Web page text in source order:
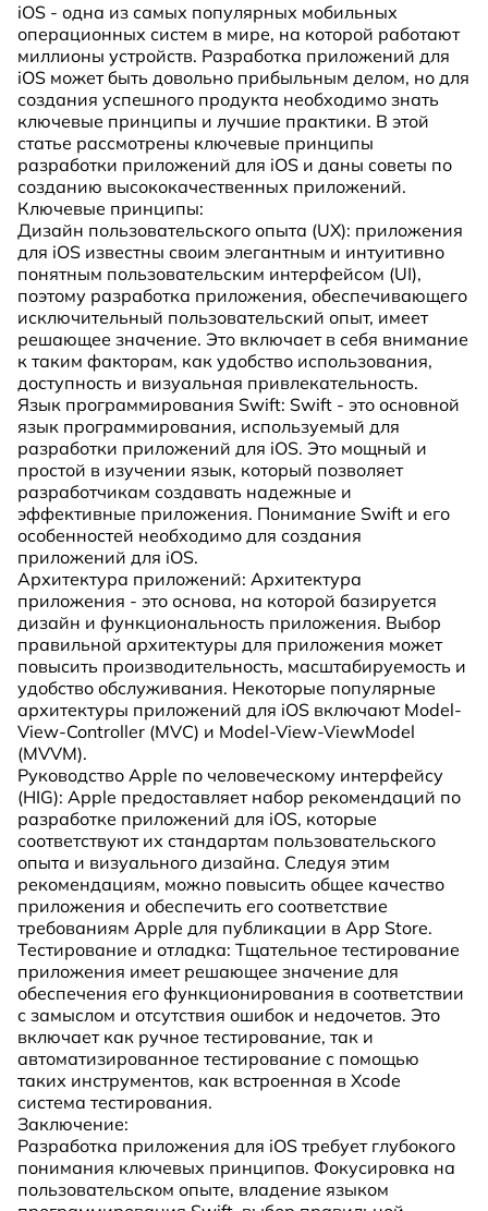
iOS - одна из самых популярных мобильных
операционных систем в мире, на которой работают
миллионы устройств. Разработка приложений для
iOS может быть довольно прибыльным делом, но для
создания успешного продукта необходимо знать
ключевые принципы и лучшие практики. В этой
статье рассмотрены ключевые принципы
разработки приложений для iOS и даны советы по
созданию высококачественных приложений.
Ключевые принципы:
Дизайн пользовательского опыта (UX): приложения
для iOS известны своим элегантным и интуитивно
понятным пользовательским интерфейсом (UI),
поэтому разработка приложения, обеспечивающего
исключительный пользовательский опыт, имеет
решающее значение. Это включает в себя внимание
к таким факторам, как удобство использования,
доступность и визуальная привлекательность.
Язык программирования Swift: Swift - это основной
язык программирования, используемый для
разработки приложений для iOS. Это мощный и
простой в изучении язык, который позволяет
разработчикам создавать надежные и
эффективные приложения. Понимание Swift и его
особенностей необходимо для создания
приложений для iOS.
Архитектура приложений: Архитектура
приложения - это основа, на которой базируется
дизайн и функциональность приложения. Выбор
правильной архитектуры для приложения может
повысить производительность, масштабируемость и
удобство обслуживания. Некоторые популярные
архитектуры приложений для iOS включают Model-
View-Controller (MVC) и Model-View-ViewModel
(MVVM).
Руководство Apple по человеческому интерфейсу
(HIG): Apple предоставляет набор рекомендаций по
разработке приложений для iOS, которые
соответствуют их стандартам пользовательского
опыта и визуального дизайна. Следуя этим
рекомендациям, можно повысить общее качество
приложения и обеспечить его соответствие
требованиям Apple для публикации в App Store.
Тестирование и отладка: Тщательное тестирование
приложения имеет решающее значение для
обеспечения его функционирования в соответствии
с замыслом и отсутствия ошибок и недочетов. Это
включает как ручное тестирование, так и
автоматизированное тестирование с помощью
таких инструментов, как встроенная в Xcode
система тестирования.
Заключение:
Разработка приложения для iOS требует глубокого
понимания ключевых принципов. Фокусировка на
пользовательском опыте, владение языком